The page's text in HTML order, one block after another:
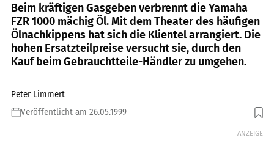
Beim kräftigen Gasgeben verbrennt die Yamaha
FZR 1000 mächig Öl. Mit dem Theater des häufigen
Ölnachkippens hat sich die Klientel arrangiert. Die
hohen Ersatzteilpreise versucht sie, durch den
Kauf beim Gebrauchtteile-Händler zu umgehen.
Peter Limmert
Veröffentlicht am 26.05.1999
ANZEIGE